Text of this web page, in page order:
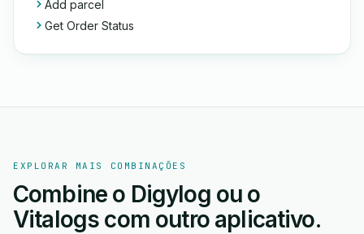
Add parcel
Get Order Status
EXPLORAR MAIS COMBINAÇÕES
Combine o Digylog ou o
Vitalogs com outro aplicativo.